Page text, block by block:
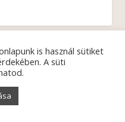
jog fenntartva! |
is használ sütiket
A süti